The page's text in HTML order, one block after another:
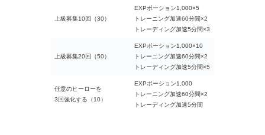
上級募集10回（30）
EXPポーション1,000×5
トレーニング加速60分間×2
トレーディング加速5分間×3
上級募集20回（50）
EXPポーション1,000×10
トレーニング加速60分間×2
トレーディング加速5分間×5
任意のヒーローを
3回強化する（10）
EXPポーション1,000
トレーニング加速60分間×2
トレーディング加速5分間